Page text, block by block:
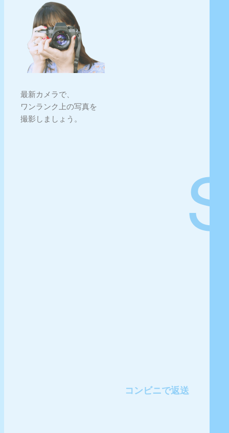
最新カメラで、
ワンランク上の写真を
撮影しましょう。
コンビニで返送